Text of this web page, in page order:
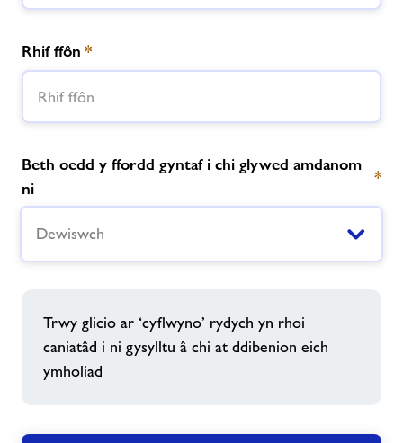
Rhif ffôn *
Beth oedd y ffordd gyntaf i chi glywed amdanom
ni
*
Dewiswch
Trwy glicio ar ‘cyflwyno’ rydych yn rhoi
caniatâd i ni gysylltu â chi at ddibenion eich
ymholiad